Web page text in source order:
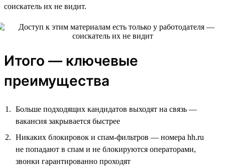
соискатель их не видит.
Итого — ключевые
преимущества
Больше подходящих кандидатов выходят на связь —
вакансия закрывается быстрее
Никаких блокировок и спам-фильтров — номера hh.ru
не попадают в спам и не блокируются операторами,
звонки гарантированно проходят